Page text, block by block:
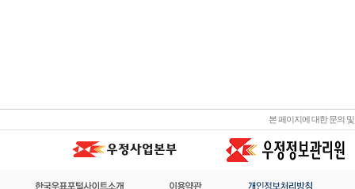
본 페이지에 대한 문의